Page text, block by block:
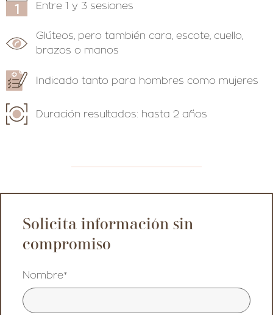
Entre 1 y 3 sesiones
Glúteos, pero también cara, escote, cuello,
brazos o manos
Indicado tanto para hombres como mujeres
Duración resultados: hasta 2 años
Solicita información sin
compromiso
Nombre*